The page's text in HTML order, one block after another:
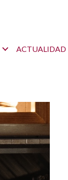
ACTUALIDAD